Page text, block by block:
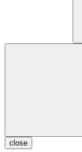
close